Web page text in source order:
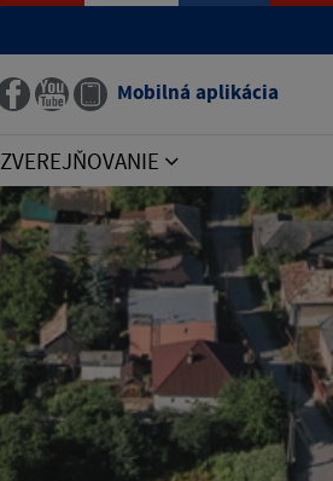
Mobilná aplikácia
ZVEREJŇOVANIE